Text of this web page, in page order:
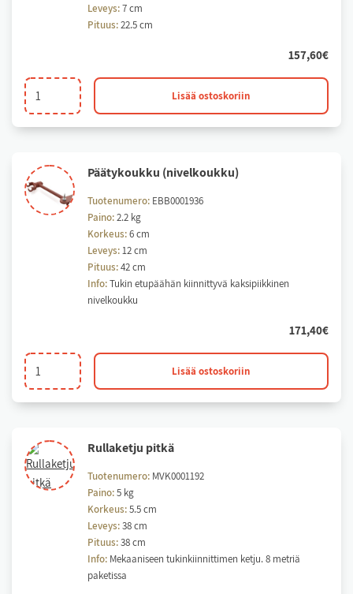
Leveys:7 cm
Pituus:22.5 cm
157,60€
Mekaaninen
tukinkiinnitin.
Lisää ostoskoriin
Pää­ty­kouk­ku (ni­vel­kouk­ku)
Tuotenumero: EBB0001936
Paino:2.2 kg
Korkeus:6 cm
Leveys:12 cm
Pituus:42 cm
Info:Tukin etupäähän kiinnittyvä kaksipiikkinen
nivelkoukku
171,40€
Päätykoukku
(nivelkoukku)
Lisää ostoskoriin
Rul­la­ket­ju pit­kä
Tuotenumero: MVK0001192
Paino:5 kg
Korkeus:5.5 cm
Leveys:38 cm
Pituus:38 cm
Info: Mekaaniseen tukinkiinnittimen ketju. 8 metriä
paketissa